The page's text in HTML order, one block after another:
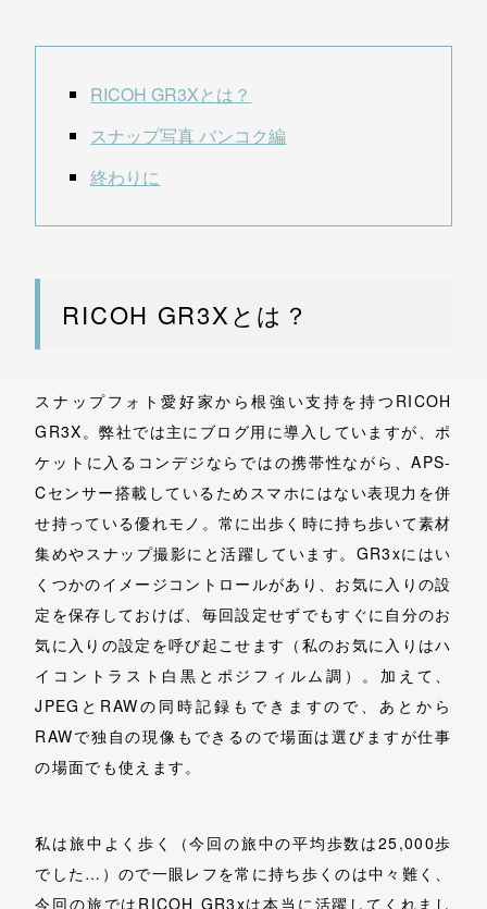
RICOH GR3Xとは？
スナップ写真 バンコク編
終わりに
RICOH GR3Xとは？
スナップフォト愛好家から根強い支持を持つRICOH
GR3X。弊社では主にブログ用に導入していますが、ポ
ケットに入るコンデジならではの携帯性ながら、APS-
Cセンサー搭載しているためスマホにはない表現力を併
せ持っている優れモノ。常に出歩く時に持ち歩いて素材
集めやスナップ撮影にと活躍しています。GR3xにはい
くつかのイメージコントロールがあり、お気に入りの設
定を保存しておけば、毎回設定せずでもすぐに自分のお
気に入りの設定を呼び起こせます（私のお気に入りはハ
イコントラスト白黒とポジフィルム調）。加えて、
JPEGとRAWの同時記録もできますので、あとから
RAWで独自の現像もできるので場面は選びますが仕事
の場面でも使えます。
私は旅中よく歩く（今回の旅中の平均歩数は25,000歩
でした…）ので一眼レフを常に持ち歩くのは中々難く、
今回の旅ではRICOH GR3xは本当に活躍してくれまし